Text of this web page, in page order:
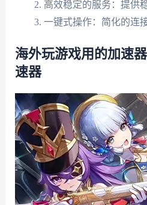
高效稳定的服务：提供
一键式操作：简化的连
海外玩游戏用的加速
速器